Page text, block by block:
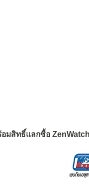
มสิทธิ์แลกซื้อ